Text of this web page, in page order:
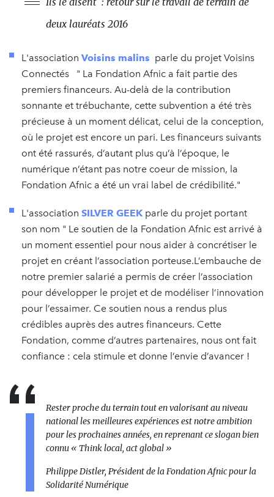
deux lauréats 2016
L'association Voisins malins parle du projet Voisins
Connectés " La Fondation Afnic a fait partie des
premiers financeurs. Au-delà de la contribution
sonnante et trébuchante, cette subvention a été très
précieuse à un moment délicat, celui de la conception,
où le projet est encore un pari. Les financeurs suivants
ont été rassurés, d’autant plus qu’à l’époque, le
numérique n’étant pas notre coeur de mission, la
Fondation Afnic a été un vrai label de crédibilité."
L'association SILVER GEEKparle du projet portant
son nom " Le soutien de la Fondation Afnic est arrivé à
un moment essentiel pour nous aider à concrétiser le
projet en créant l’association porteuse.L’embauche de
notre premier salarié a permis de créer l’association
pour développer le projet et de modéliser l’innovation
pour l’essaimer. Ce soutien nous a rendus plus
crédibles auprès des autres financeurs. Cette
Fondation, comme d’autres partenaires, nous ont fait
confiance : cela stimule et donne l’envie d’avancer !
Rester proche du terrain tout en valorisant au niveau
national les meilleures expériences est notre ambition
pour les prochaines années, en reprenant ce slogan bien
connu « Think local, act global »
Philippe Distler, Président de la Fondation Afnic pour la
Solidarité Numérique